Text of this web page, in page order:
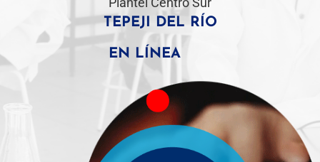
TEPEJI DEL RÍO
EN LÍNEA